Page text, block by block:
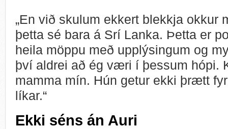
„En við skulum ekkert blekkja okkur
þetta sé bara á Srí Lanka. Þetta er
heila möppu með upplýsingum og
því aldrei að ég væri í þessum hópi.
mamma mín. Hún getur ekki þrætt
líkar.“
Ekki séns án Auri